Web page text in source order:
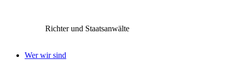
Richter und Staatsanwälte
Wer wir sind